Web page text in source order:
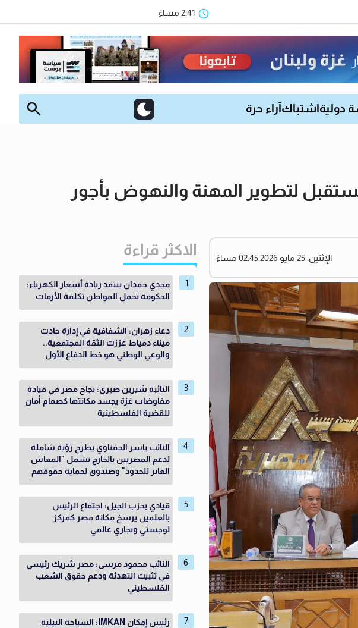
2:41 مساءً
دولية اشتباك آراء حرة
لتطوير المهنة والنهوض بأجور
الإثنين، 25 مايو 2026 02:45 مساءً الاكثر قراءة
مجدي حمدان ينتقد زيادة أسعار الكهرباء:
الحكومة تحمل المواطن تكلفة الأزمات
دعاء زهران: الشفافية في إدارة حادث
ميناء دمياط عززت الثقة المجتمعية..
والوعي الوطني هو خط الدفاع الأول
النائبة شيرين صبري: نجاح مصر في قيادة
مفاوضات غزة يجسد مكانتها كصمام أمان
للقضية الفلسطينية
النائب ياسر الحفناوي يطرح رؤية شاملة
لدعم المصريين بالخارج تشمل "المعاش
العابر للحدود" وصندوق لحماية حقوقهم
قيادي بحزب الجيل: اجتماع الرئيس
بالعلمين يرسخ مكانة مصر كمركز
لوجستي وتجاري عالمي
النائب محمود مرسى: مصر شريك رئيسي
في تثبيت التهدئة ودعم حقوق الشعب
الفلسطيني
رئيس إمكان IMKAN: السياحة النيلية